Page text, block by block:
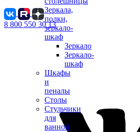
Зеркала,
полки,
зеркало-
шкаф
Зеркало
Зеркало-
шкаф
Шкафы
и
пеналы
Столы
Стульчики
для
ванной
8 800 550 30 13